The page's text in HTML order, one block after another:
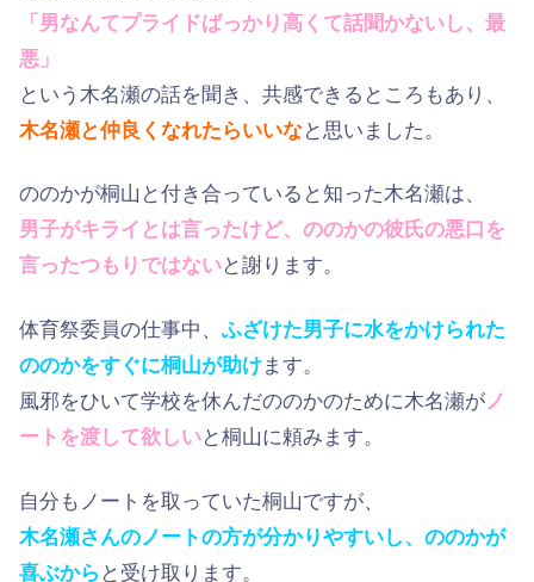
「男なんてプライドばっかり高くて話聞かないし、最
悪」
という木名瀬の話を聞き、共感できるところもあり、
木名瀬と仲良くなれたらいいなと思いました。
ののかが桐山と付き合っていると知った木名瀬は、
男子がキライとは言ったけど、ののかの彼氏の悪口を
言ったつもりではないと謝ります。
体育祭委員の仕事中、 ふざけた男子に水をかけられた
ののかをすぐに桐山が助けます。
風邪をひいて学校を休んだののかのために木名瀬がノ
ートを渡して欲しいと桐山に頼みます。
自分もノートを取っていた桐山ですが、
木名瀬さんのノートの方が分かりやすいし、ののかが
喜ぶから と受け取ります。